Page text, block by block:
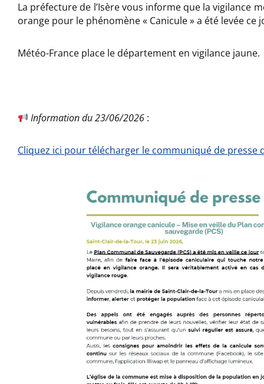
La préfecture de l’Isère vous informe que la vigilance
orange pour le phénomène « Canicule » a été levée ce
Météo-France place le département en vigilance jaune.
Information du 23/06/2026 :
Cliquez ici pour télécharger le communiqué de presse